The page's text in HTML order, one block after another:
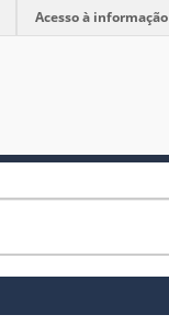
Acesso à informação